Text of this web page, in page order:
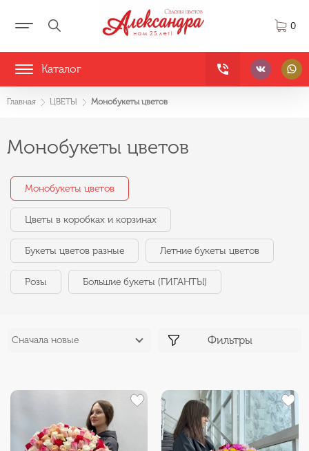
0
Каталог
Главная ЦВЕТЫ Монобукеты цветов
Монобукеты цветов
Монобукеты цветов
Цветы в коробках и корзинах
Букеты цветов разные Летние букеты цветов
Розы Большие букеты (ГИГАНТЫ)
Сначала новые Фильтры